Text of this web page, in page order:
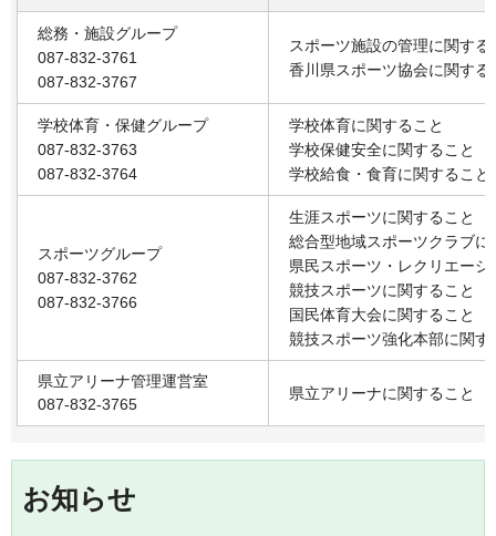
総務・施設グループ
087-832-3761
087-832-3767
スポーツ施設の管理に関する
香川県スポーツ協会に関する
学校体育・保健グループ
087-832-3763
087-832-3764
学校体育に関すること
学校保健安全に関すること
学校給食・食育に関すること
スポーツグループ
087-832-3762
087-832-3766
生涯スポーツに関すること
総合型地域スポーツクラブに
県民スポーツ・レクリエー
競技スポーツに関すること
国民体育大会に関すること
競技スポーツ強化本部に関す
県立アリーナ管理運営室
087-832-3765
県立アリーナに関すること
お知らせ